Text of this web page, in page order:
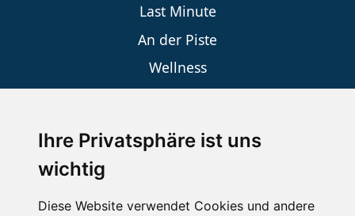
Ihre Privatsphäre ist uns
wichtig
Diese Website verwendet Cookies und andere
Last Minute
An der Piste
Wellness
SCHNEEHÖHEN SKI APP
Die Schneehoehen Ski APP für iOS und Android - Ein
Muss für alle Wintersportler und Schneefreaks!